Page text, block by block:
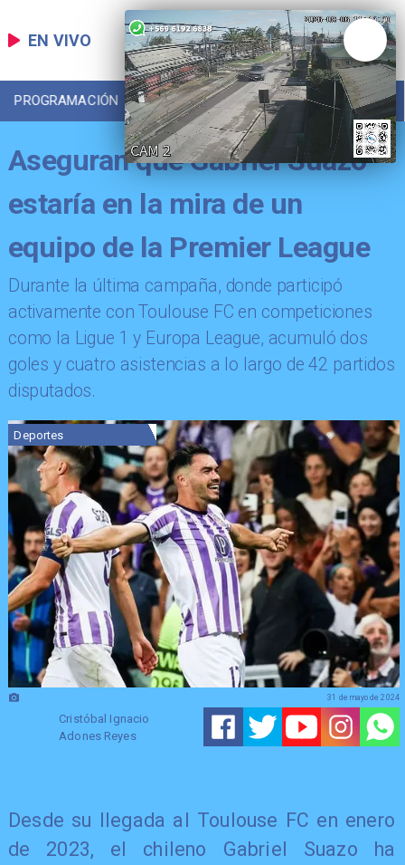
EN VIVO
PROGRAMACIÓN LOCAL DEPORTES
Aseguran que Gabriel Suazo
estaría en la mira de un
equipo de la Premier League
​Durante la última campaña, donde participó
activamente con Toulouse FC en competiciones
como la Ligue 1 y Europa League, acumuló dos
goles y cuatro asistencias a lo largo de 42 partidos
disputados.
Deportes
Cristóbal Ignacio
Adones Reyes
31 de mayo de 2024
Desde su llegada al Toulouse FC en enero
de 2023, el chileno Gabriel Suazo ha